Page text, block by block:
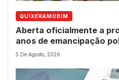
QUIXERAMOBIM
Aberta oficialmente a
anos de emancipação
5 De Agosto, 2026